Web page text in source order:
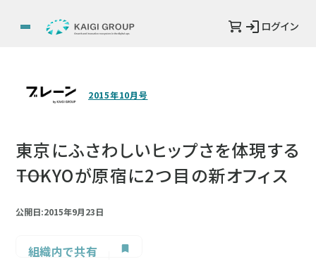
ログイン
2015年10月号
東京にふさわしいヒップさを体現する
――TOKYOが原宿に2つ目の新オフィス
公開日:2015年9月23日
組織内で共有